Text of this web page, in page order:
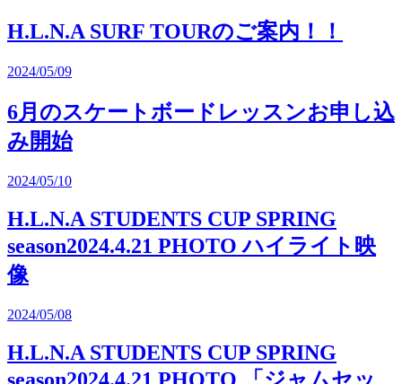
H.L.N.A SURF TOURのご案内！！
2024/05/09
6月のスケートボードレッスンお申し込
み開始
2024/05/10
H.L.N.A STUDENTS CUP SPRING
season2024.4.21 PHOTO ハイライト映
像
2024/05/08
H.L.N.A STUDENTS CUP SPRING